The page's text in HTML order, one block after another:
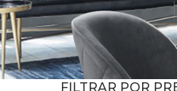
FILTRAR POR